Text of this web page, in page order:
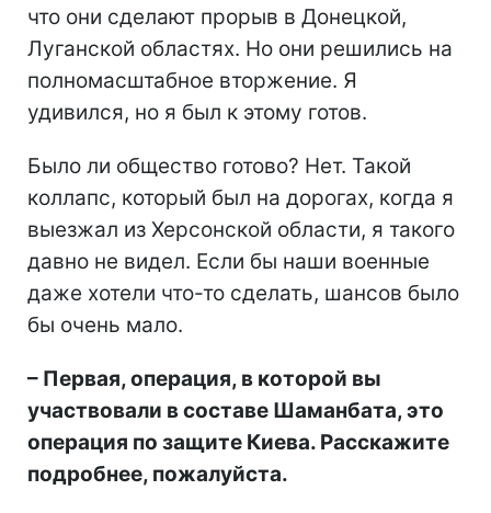
что они сделают прорыв в Донецкой,
Луганской областях. Но они решились на
полномасштабное вторжение. Я
удивился, но я был к этому готов.
Было ли общество готово? Нет. Такой
коллапс, который был на дорогах, когда я
выезжал из Херсонской области, я такого
давно не видел. Если бы наши военные
даже хотели что-то сделать, шансов было
бы очень мало.
– Первая, операция, в которой вы
участвовали в составе Шаманбата, это
операция по защите Киева. Расскажите
подробнее, пожалуйста.